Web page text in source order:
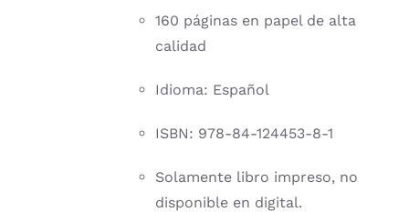
160 páginas en papel de alta
calidad
Idioma: Español
ISBN: 978-84-124453-8-1
Solamente libro impreso, no
disponible en digital.